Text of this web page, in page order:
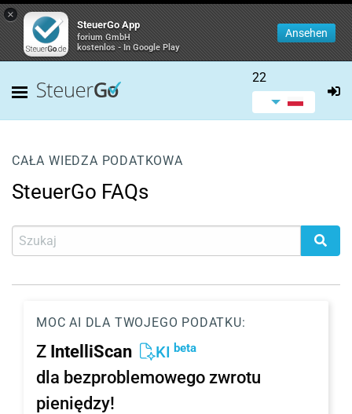
×
SteuerGo App
forium GmbH
kostenlos - In Google Play
Ansehen
22
CAŁA WIEDZA PODATKOWA
SteuerGo FAQs
MOC AI DLA TWOJEGO PODATKU:
Z IntelliScan KI beta
dla bezproblemowego zwrotu
pieniędzy!